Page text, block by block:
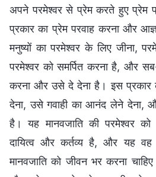
अपने परमेश्वर से प्रेम करते हुए प्रेम
प्रकार का प्रेम परवाह करना और
मनुष्यों का परमेश्वर के लिए जीना,
परमेश्वर को समर्पित करना है, और
करना और उसे दे देना है। इस प्रकार
देना, उसे गवाही का आनंद लेने देना,
है। यह मानवजाति की परमेश्वर को
दायित्व और कर्तव्य है, और यह वह
मानवजाति को जीवन भर करना